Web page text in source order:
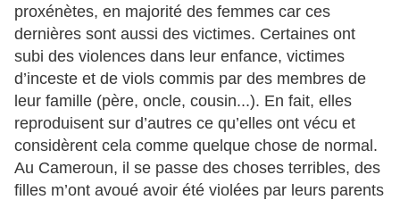
proxénètes, en majorité des femmes car ces
dernières sont aussi des victimes. Certaines ont
subi des violences dans leur enfance, victimes
d’inceste et de viols commis par des membres de
leur famille (père, oncle, cousin...). En fait, elles
reproduisent sur d’autres ce qu’elles ont vécu et
considèrent cela comme quelque chose de normal.
Au Cameroun, il se passe des choses terribles, des
filles m’ont avoué avoir été violées par leurs parents